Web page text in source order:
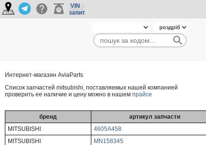
VIN
запит
Интернет-магазин AviaParts
Cписок запчастей mitsubishi, поставляемых нашей компанией
проверить ее наличие и цену можно в нашем прайсе
бренд артикул запчасти
MITSUBISHI
4605A458
MITSUBISHI
MN158345